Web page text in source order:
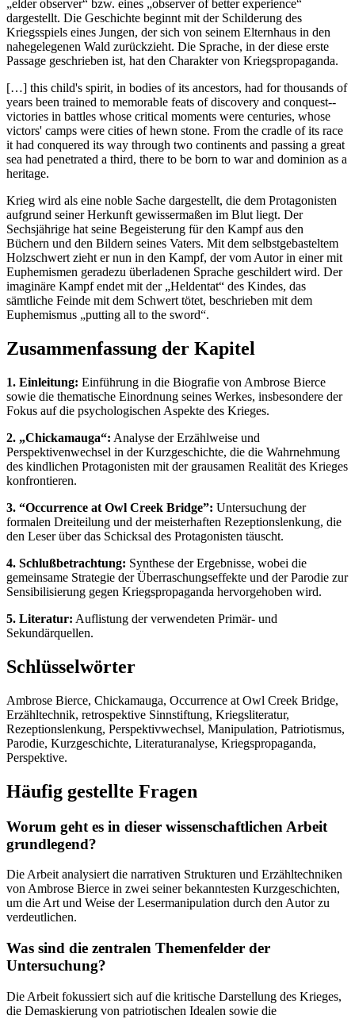
„elder observer“ bzw. eines „observer of better experience“
dargestellt. Die Geschichte beginnt mit der Schilderung des
Kriegsspiels eines Jungen, der sich von seinem Elternhaus in den
nahegelegenen Wald zurückzieht. Die Sprache, in der diese erste
Passage geschrieben ist, hat den Charakter von Kriegspropaganda.
[…] this child's spirit, in bodies of its ancestors, had for thousands of
years been trained to memorable feats of discovery and conquest--
victories in battles whose critical moments were centuries, whose
victors' camps were cities of hewn stone. From the cradle of its race
it had conquered its way through two continents and passing a great
sea had penetrated a third, there to be born to war and dominion as a
heritage.
Krieg wird als eine noble Sache dargestellt, die dem Protagonisten
aufgrund seiner Herkunft gewissermaßen im Blut liegt. Der
Sechsjährige hat seine Begeisterung für den Kampf aus den
Büchern und den Bildern seines Vaters. Mit dem selbstgebasteltem
Holzschwert zieht er nun in den Kampf, der vom Autor in einer mit
Euphemismen geradezu überladenen Sprache geschildert wird. Der
imaginäre Kampf endet mit der „Heldentat“ des Kindes, das
sämtliche Feinde mit dem Schwert tötet, beschrieben mit dem
Euphemismus „putting all to the sword“.
Zusammenfassung der Kapitel
1. Einleitung: Einführung in die Biografie von Ambrose Bierce
sowie die thematische Einordnung seines Werkes, insbesondere der
Fokus auf die psychologischen Aspekte des Krieges.
2. „Chickamauga“: Analyse der Erzählweise und
Perspektivenwechsel in der Kurzgeschichte, die die Wahrnehmung
des kindlichen Protagonisten mit der grausamen Realität des Krieges
konfrontieren.
3. “Occurrence at Owl Creek Bridge”: Untersuchung der
formalen Dreiteilung und der meisterhaften Rezeptionslenkung, die
den Leser über das Schicksal des Protagonisten täuscht.
4. Schlußbetrachtung: Synthese der Ergebnisse, wobei die
gemeinsame Strategie der Überraschungseffekte und der Parodie zur
Sensibilisierung gegen Kriegspropaganda hervorgehoben wird.
5. Literatur: Auflistung der verwendeten Primär- und
Sekundärquellen.
Schlüsselwörter
Ambrose Bierce, Chickamauga, Occurrence at Owl Creek Bridge,
Erzähltechnik, retrospektive Sinnstiftung, Kriegsliteratur,
Rezeptionslenkung, Perspektivwechsel, Manipulation, Patriotismus,
Parodie, Kurzgeschichte, Literaturanalyse, Kriegspropaganda,
Perspektive.
Häufig gestellte Fragen
Worum geht es in dieser wissenschaftlichen Arbeit
grundlegend?
Die Arbeit analysiert die narrativen Strukturen und Erzähltechniken
von Ambrose Bierce in zwei seiner bekanntesten Kurzgeschichten,
um die Art und Weise der Lesermanipulation durch den Autor zu
verdeutlichen.
Was sind die zentralen Themenfelder der
Untersuchung?
Die Arbeit fokussiert sich auf die kritische Darstellung des Krieges,
die Demaskierung von patriotischen Idealen sowie die